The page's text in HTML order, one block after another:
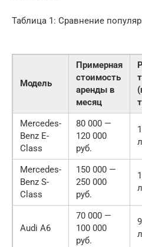
Таблица 1: Сравнение
Модель
Примерная
стоимость
аренды в
месяц
Mercedes-
Benz E-
Class
80 000 —
120 000
руб.
Mercedes-
Benz S-
Class
150 000 —
250 000
руб.
Audi A6
70 000 —
100 000
руб.